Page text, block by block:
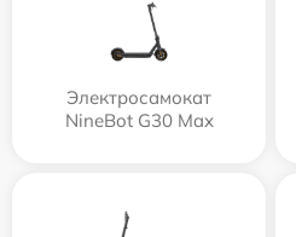
Электросамокат
NineBot G30 Max